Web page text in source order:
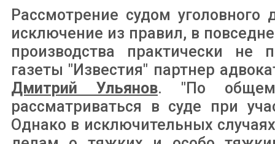
Рассмотрение судом
исключение из правил, в
производства практически не
газеты "Известия" партнер
Дмитрий Ульянов. "По
рассматриваться в суде при
Однако в исключительных